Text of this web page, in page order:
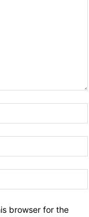
browser for the